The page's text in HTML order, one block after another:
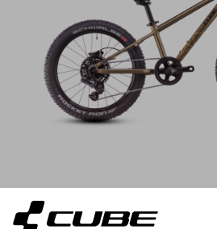
REACTION 240